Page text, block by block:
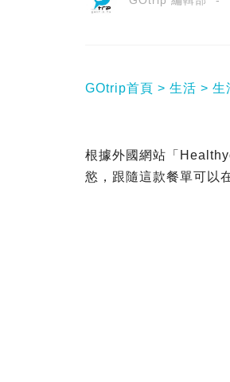
GOtrip首頁 生活 生
根據外國網站「
慾，跟隨這款餐單可以